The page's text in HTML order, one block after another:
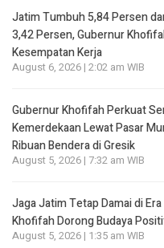
Jatim Tumbuh 5,84 Persen
3,42 Persen, Gubernur
Kesempatan Kerja
August 6, 2026 | 2:02 am WIB
Gubernur Khofifah Perkuat
Kemerdekaan Lewat Pasar
Ribuan Bendera di Gresik
August 5, 2026 | 7:32 am WIB
Jaga Jatim Tetap Damai di
Khofifah Dorong Budaya
August 5, 2026 | 1:35 am WIB